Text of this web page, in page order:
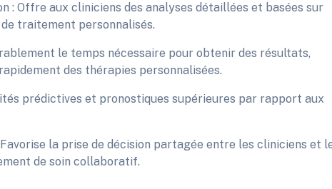
: Offre aux cliniciens des analyses détaillées et basées sur
traitement personnalisés.
le temps nécessaire pour obtenir des résultats,
des thérapies personnalisées.
prédictives et pronostiques supérieures par rapport aux
la prise de décision partagée entre les cliniciens et
de soin collaboratif.